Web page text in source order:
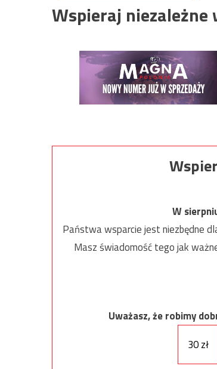
Wspieraj
W
Państwa wsparcie jest niezbędne
Masz świadomość tego jak
Uważasz, że robimy
30 zł